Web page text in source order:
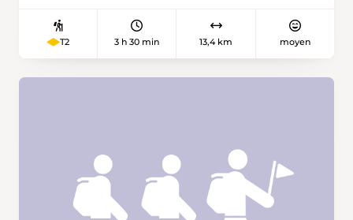
T2 3 h 30 min 13,4 km moyen